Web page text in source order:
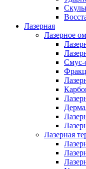
Лазерная
Лазерное
Смус-
Лазерная